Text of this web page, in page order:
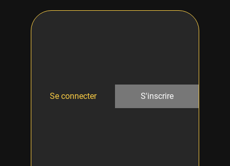
Se connecter S'inscrire